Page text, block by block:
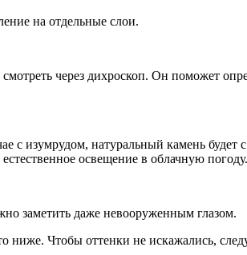
на отдельные слои.
через дихроскоп. Он поможет
изумрудом, натуральный камень будет
освещение в облачную погоду.
заметить даже невооруженным глазом.
Чтобы оттенки не искажались,